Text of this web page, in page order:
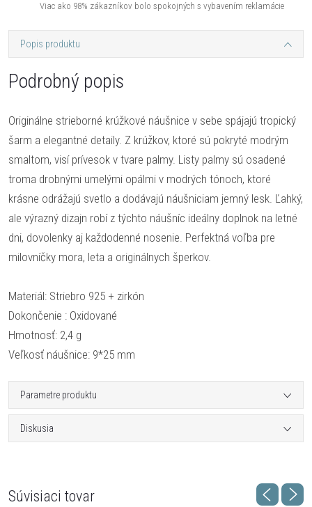
Viac ako 98% zákazníkov bolo spokojných s vybavením reklamácie
Popis produktu
Podrobný popis
Originálne strieborné krúžkové náušnice v sebe spájajú tropický
šarm a elegantné detaily. Z krúžkov, ktoré sú pokryté modrým
smaltom, visí prívesok v tvare palmy. Listy palmy sú osadené
troma drobnými umelými opálmi v modrých tónoch, ktoré
krásne odrážajú svetlo a dodávajú náušniciam jemný lesk. Ľahký,
ale výrazný dizajn robí z týchto náušníc ideálny doplnok na letné
dni, dovolenky aj každodenné nosenie. Perfektná voľba pre
milovníčky mora, leta a originálnych šperkov.
Materiál: Striebro 925 + zirkón
Dokončenie : Oxidované
Hmotnosť: 2,4 g
Veľkosť náušnice: 9*25 mm
Parametre produktu
Diskusia
Súvisiaci tovar